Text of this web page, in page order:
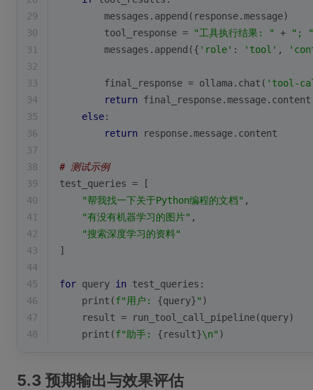
29
        messages.append(response.message)
30
        tool_response =
"工具执行结果: " +
"; "
31
        messages.append({
'role' : 'tool' ,
32
33
        final_response = ollama.chat(
'tool-
34
return final_response.message.content
35
else:
36
return response.message.content
37
38
# 测试示例
39
test_queries = [
40
"帮我找一下关于Python编程的文档" ,
41
"有没有机器学习的图片" ,
42
"搜索深度学习的资料"
43
]
44
45
for query in test_queries:
46
print (f"用户: {query}" )
47
    result = run_tool_call_pipeline(query)
48
print (f"助手: {result}\n" )
5.3 预期输出与效果评估